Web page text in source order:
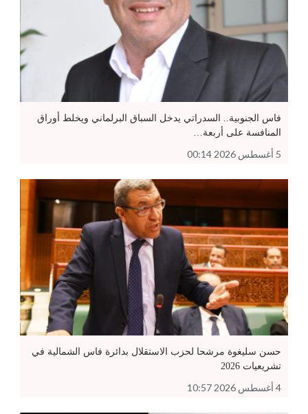
فاس الجنوبية.. السدراتي يدخل السباق البرلماني ويخلط أوراق
المنافسة على أربعة…
5 أغسطس 2026 00:14
حسن سليغوة مرشحا لحزب الاستقلال بدائرة فاس الشمالية في
تشريعيات 2026
4 أغسطس 2026 10:57